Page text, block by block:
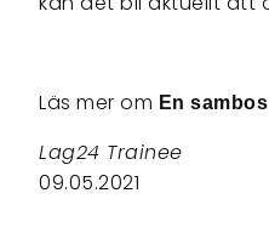
Läs mer om En
Lag24 Trainee
09.05.2021